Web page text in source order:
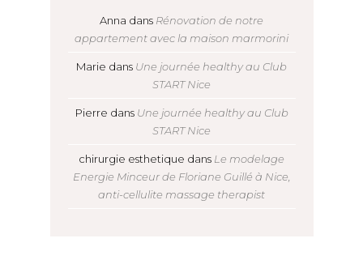
Anna dans Rénovation de notre
appartement avec la maison marmorini
Marie dans Une journée healthy au Club
START Nice
Pierre dans Une journée healthy au Club
START Nice
chirurgie esthetique dans Le modelage
Energie Minceur de Floriane Guillé à Nice,
anti-cellulite massage therapist